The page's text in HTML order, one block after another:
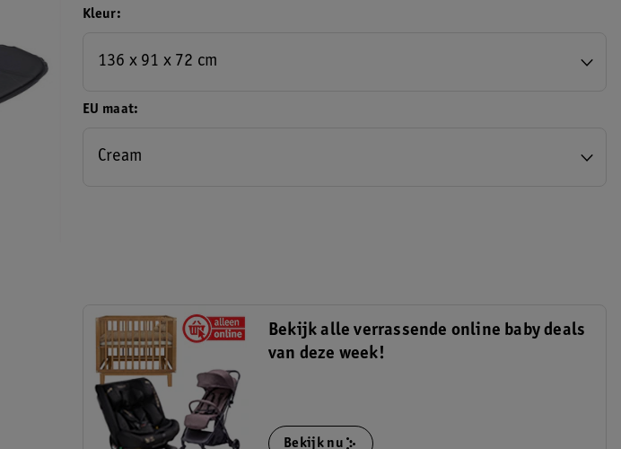
EU maat
Cream
Kleur
136 x 91 x 72 cm
Bekijk alle verrassende online baby deals
van deze week!
Bekijk nu